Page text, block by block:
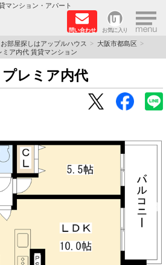
マンション・アパート
問い合わせ お気に入り ×
部屋探しはアップルハウス
大阪市都島区
ミア内代 賃貸マンション
レミア内代